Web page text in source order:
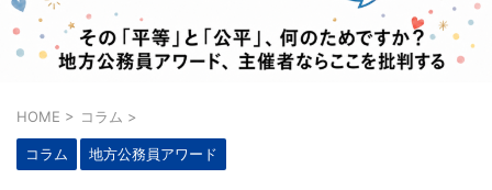
HOME > コラム >
コラム 地方公務員アワード